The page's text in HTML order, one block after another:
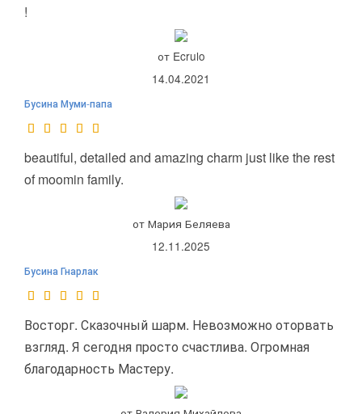
!
от Ecrulo
14.04.2021
Бусина Муми-папа
beautiful, detailed and amazing charm just like the rest
of moomin family.
от Мария Беляева
12.11.2025
Бусина Гнарлак
Восторг. Сказочный шарм. Невозможно оторвать
взгляд. Я сегодня просто счастлива. Огромная
благодарность Мастеру.